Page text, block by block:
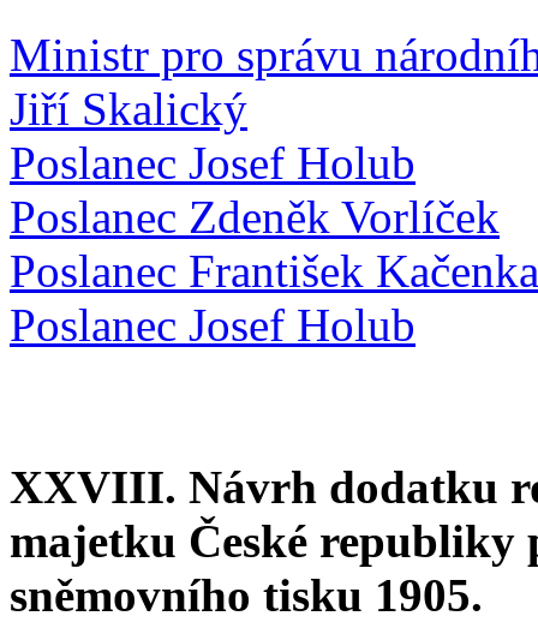
Ministr pro správu
Jiří Skalický
Poslanec Josef Holub
Poslanec Zdeněk Vorlíček
Poslanec František Kačenka
Poslanec Josef Holub
XXVIII. Návrh dodatku
majetku České republiky
sněmovního tisku 1905.